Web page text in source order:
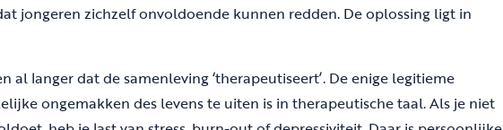
jongeren zichzelf onvoldoende kunnen redden. De oplossing ligt in
al langer dat de samenleving ‘therapeutiseert’. De enige legitieme
ongemakken des levens te uiten is in therapeutische taal. Als je niet